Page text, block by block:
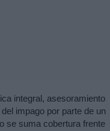
integral, asesoramiento
impago por parte de un
se suma cobertura frente